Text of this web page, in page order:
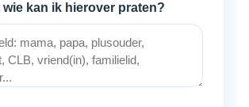
wie kan ik hierover praten?